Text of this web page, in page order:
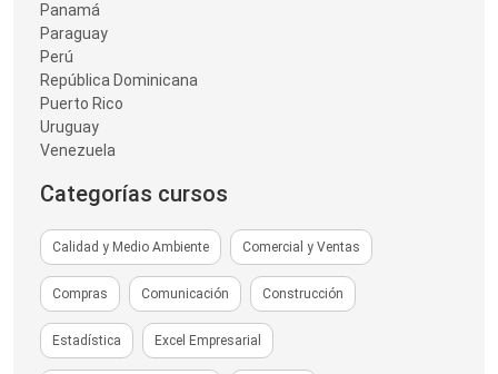
Panamá
Paraguay
Perú
República Dominicana
Puerto Rico
Uruguay
Venezuela
Categorías cursos
Calidad y Medio Ambiente Comercial y Ventas
Compras Comunicación Construcción
Estadística Excel Empresarial